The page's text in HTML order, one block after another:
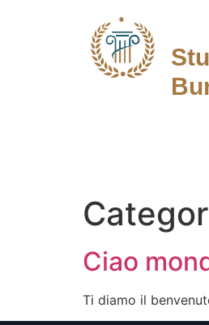
Ciao
Ti diamo il